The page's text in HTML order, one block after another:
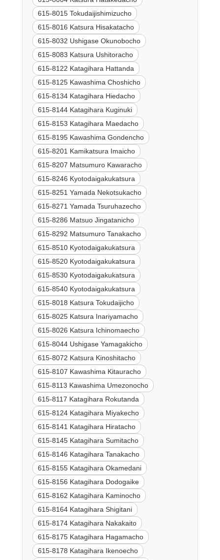
615-8015 Tokudaijishimizucho
615-8016 Katsura Hisakatacho
615-8032 Ushigase Okunobocho
615-8083 Katsura Ushitoracho
615-8122 Katagihara Hattanda
615-8125 Kawashima Choshicho
615-8134 Katagihara Hiedacho
615-8144 Katagihara Kuginuki
615-8153 Katagihara Maedacho
615-8195 Kawashima Gondencho
615-8201 Kamikatsura Imaicho
615-8207 Matsumuro Kawaracho
615-8246 Kyotodaigakukatsura
615-8251 Yamada Nekotsukacho
615-8271 Yamada Tsuruhazecho
615-8286 Matsuo Jingatanicho
615-8292 Matsumuro Tanakacho
615-8510 Kyotodaigakukatsura
615-8520 Kyotodaigakukatsura
615-8530 Kyotodaigakukatsura
615-8540 Kyotodaigakukatsura
615-8018 Katsura Tokudaijicho
615-8025 Katsura Inariyamacho
615-8026 Katsura Ichinomaecho
615-8044 Ushigase Yamagakicho
615-8072 Katsura Kinoshitacho
615-8107 Kawashima Kitauracho
615-8113 Kawashima Umezonocho
615-8117 Katagihara Rokutanda
615-8124 Katagihara Miyakecho
615-8141 Katagihara Hiratacho
615-8145 Katagihara Sumitacho
615-8146 Katagihara Tanakacho
615-8155 Katagihara Okamedani
615-8156 Katagihara Dodogaike
615-8162 Katagihara Kaminocho
615-8164 Katagihara Shigitani
615-8174 Katagihara Nakakaito
615-8175 Katagihara Hagamacho
615-8178 Katagihara Ikenoecho